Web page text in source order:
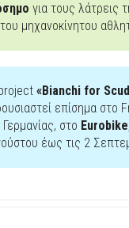
για τους λάτρεις
του μηχανοκίνητου
«Bianchi for
επίσημα στο
στο Eurobike
έως τις 2